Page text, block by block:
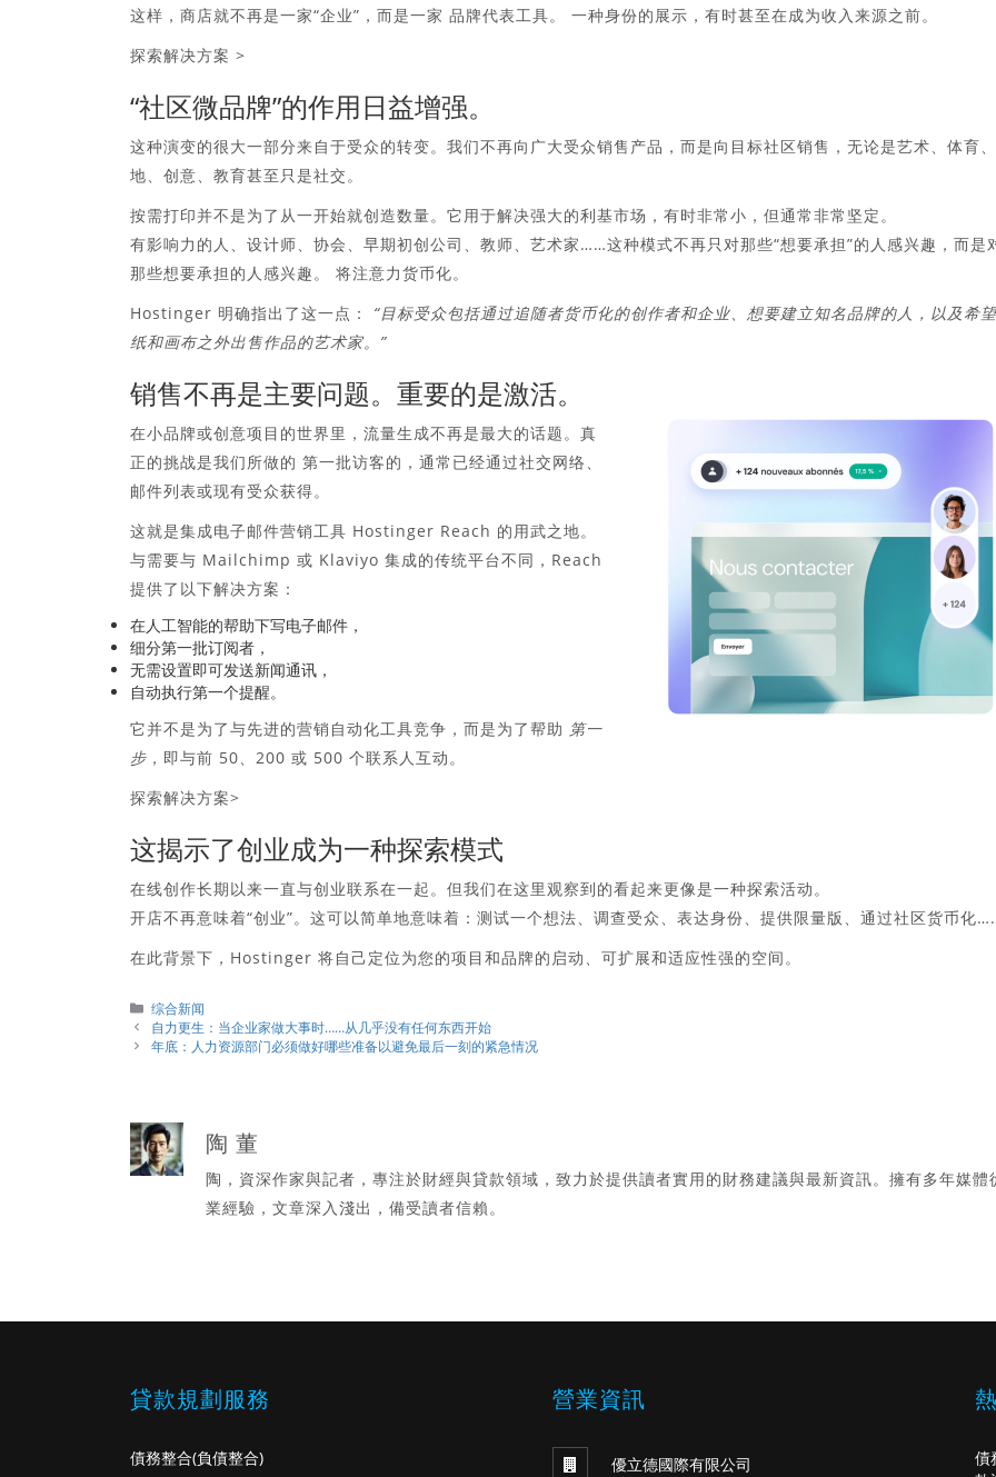
这样，商店就不再是一家“企业”，而是一家 品牌代表工具。
一种身份的展示，有时甚至在成为收入来源之前。
探索解决方案 >
“社区微品牌”的作用日益增强。
这种演变的很大一部分来自于受众的转变。我们不再向广大受众销售产品，而是向目标社区销售，无论是艺术、体育
地、创意、教育甚至只是社交。
按需打印并不是为了从一开始就创造数量。它用于解决强大的利基市场，有时非常小，但通常非常坚定。
有影响力的人、设计师、协会、早期初创公司、教师、艺术家……这种模式不再只对那些“想要承担”的人感兴趣，而是
那些想要承担的人感兴趣。 将注意力货币化。
Hostinger 明确指出了这一点： “目标受众包括通过追随者货币化的创作者和企业、想要建立知名品牌的人，以及希
纸和画布之外出售作品的艺术家。”
销售不再是主要问题。重要的是激活。
在小品牌或创意项目的世界里，流量生成不再是最大的话题。真
正的挑战是我们所做的 第一批访客的 ，通常已经通过社交网络、
邮件列表或现有受众获得。
这就是集成电子邮件营销工具 Hostinger Reach 的用武之地。
与需要与 Mailchimp 或 Klaviyo 集成的传统平台不同，Reach
提供了以下解决方案：
在人工智能的帮助下写电子邮件，
细分第一批订阅者，
无需设置即可发送新闻通讯，
自动执行第一个提醒。
它并不是为了与先进的营销自动化工具竞争，而是为了帮助 第一
步 ，即与前 50、200 或 500 个联系人互动。
探索解决方案>
这揭示了创业成为一种探索模式
在线创作长期以来一直与创业联系在一起。但我们在这里观察到的看起来更像是一种探索活动。
开店不再意味着“创业”。这可以简单地意味着：测试一个想法、调查受众、表达身份、提供限量版、通过社区货币化
在此背景下，Hostinger 将自己定位为您的项目和品牌的启动、可扩展和适应性强的空间。
分
類
综合新闻
自力更生：当企业家做大事时……从几乎没有任何东西开始
年底：人力资源部门必须做好哪些准备以避免最后一刻的紧急情况
陶 董
陶，資深作家與記者，專注於財經與貸款領域，致力於提供讀者實用的財務建議與最新資訊。擁有多年媒體
業經驗，文章深入淺出，備受讀者信賴。
貸款規劃服務
債務整合(負債整合)
營業資訊
優立德國際有限公司
債